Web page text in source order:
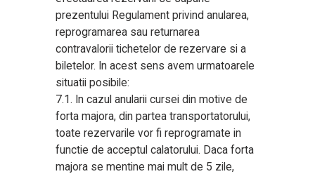
prezentului Regulament privind anularea,
reprogramarea sau returnarea
contravalorii tichetelor de rezervare si a
biletelor. In acest sens avem urmatoarele
situatii posibile:
7.1. In cazul anularii cursei din motive de
forta majora, din partea transportatorului,
toate rezervarile vor fi reprogramate in
functie de acceptul calatorului. Daca forta
majora se mentine mai mult de 5 zile,